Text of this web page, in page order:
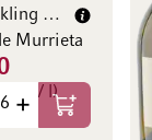
James Suckling 98/100
Murrieta
/ l)
In den